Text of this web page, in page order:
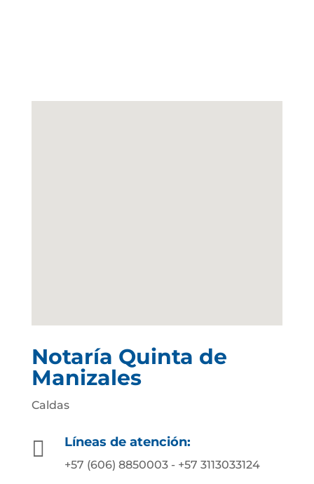
Notaría Quinta de
Manizales
Caldas
 Líneas de atención:
+57 (606) 8850003 - +57 3113033124